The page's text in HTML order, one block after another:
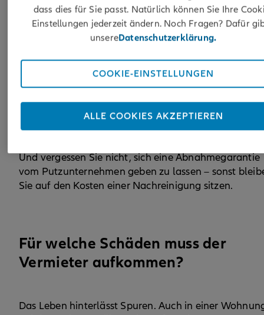
und Wohnungsabgabe der alten Mietwohnung ist
meist nicht viel Zeit. Zum Teil fallen die beiden
sogar auf denselben Tag. Das
Wohnungsübergabedatum ist gesetzlich
vorgeschrieben und fällt auf den letzten Tag der
Mietdauer. Aber die Wohnungsabgabe kann
auch schon früher stattfinden. Nehmen Sie also
rechtzeitig Kontakt mit dem Vermieter oder der
Vermieterin auf. Organisieren Sie auch schon
Und vergessen Sie nicht, sich eine Abnahmegarantie
vom Putzunternehmen geben zu lassen – sonst
Sie auf den Kosten einer Nachreinigung sitzen.
Für welche Schäden muss der
Vermieter aufkommen?
Das Leben hinterlässt Spuren. Auch in einer
dass dies für Sie passt. Natürlich können Sie Ihre
Einstellungen jederzeit ändern. Noch Fragen? Dafür
unsereDatenschutzerklärung.
COOKIE-EINSTELLUNGEN
ALLE COOKIES AKZEPTIEREN